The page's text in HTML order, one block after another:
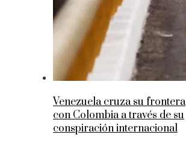
Venezuela cruza su frontera
con Colombia a través de su
conspiración internacional